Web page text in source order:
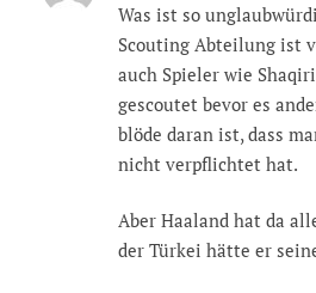
Was ist so
Scouting Abteilung ist
auch Spieler wie
gescoutet bevor es
blöde daran ist, dass
nicht verpflichtet hat.
Aber Haaland hat da
der Türkei hätte er